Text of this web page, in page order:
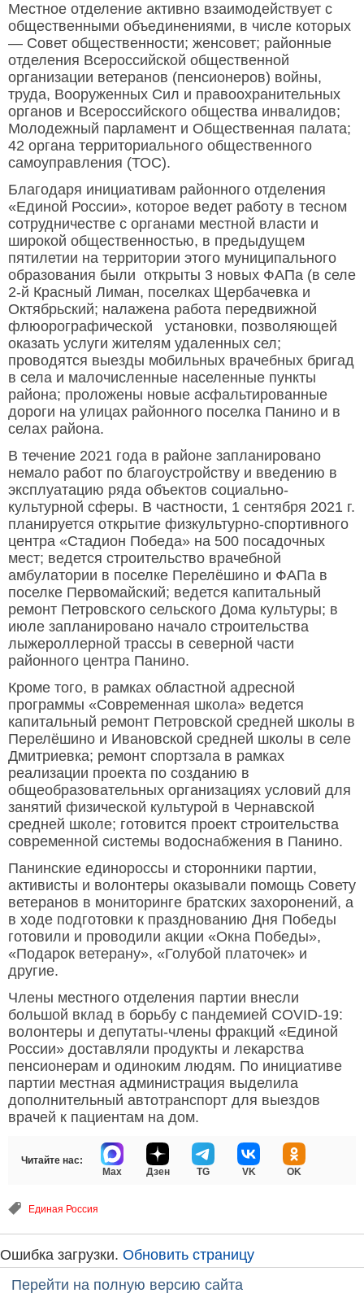
Местное отделение активно взаимодействует с
общественными объединениями, в числе которых
— Совет общественности; женсовет; районные
отделения Всероссийской общественной
организации ветеранов (пенсионеров) войны,
труда, Вооруженных Сил и правоохранительных
органов и Всероссийского общества инвалидов;
Молодежный парламент и Общественная палата;
42 органа территориального общественного
самоуправления (ТОС).
Благодаря инициативам районного отделения
«Единой России», которое ведет работу в тесном
сотрудничестве с органами местной власти и
широкой общественностью, в предыдущем
пятилетии на территории этого муниципального
образования были открыты 3 новых ФАПа (в селе
2-й Красный Лиман, поселках Щербачевка и
Октябрьский; налажена работа передвижной
флюорографической установки, позволяющей
оказать услуги жителям удаленных сел;
проводятся выезды мобильных врачебных бригад
в села и малочисленные населенные пункты
района; проложены новые асфальтированные
дороги на улицах районного поселка Панино и в
селах района.
В течение 2021 года в районе запланировано
немало работ по благоустройству и введению в
эксплуатацию ряда объектов социально-
культурной сферы. В частности, 1 сентября 2021 г.
планируется открытие физкультурно-спортивного
центра «Стадион Победа» на 500 посадочных
мест; ведется строительство врачебной
амбулатории в поселке Перелёшино и ФАПа в
поселке Первомайский; ведется капитальный
ремонт Петровского сельского Дома культуры; в
июле запланировано начало строительства
лыжероллерной трассы в северной части
районного центра Панино.
Кроме того, в рамках областной адресной
программы «Современная школа» ведется
капитальный ремонт Петровской средней школы в
Перелёшино и Ивановской средней школы в селе
Дмитриевка; ремонт спортзала в рамках
реализации проекта по созданию в
общеобразовательных организациях условий для
занятий физической культурой в Чернавской
средней школе; готовится проект строительства
современной системы водоснабжения в Панино.
Панинские единороссы и сторонники партии,
активисты и волонтеры оказывали помощь Совету
ветеранов в мониторинге братских захоронений, а
в ходе подготовки к празднованию Дня Победы
готовили и проводили акции «Окна Победы»,
«Подарок ветерану», «Голубой платочек» и
другие.
Члены местного отделения партии внесли
большой вклад в борьбу с пандемией COVID-19:
волонтеры и депутаты-члены фракций «Единой
России» доставляли продукты и лекарства
пенсионерам и одиноким людям. По инициативе
партии местная администрация выделила
дополнительный автотранспорт для выездов
врачей к пациентам на дом.
Читайте нас:
Max
Дзен TG VK OK
Единая Россия
Ошибка загрузки. Обновить страницу
Перейти на полную версию сайта